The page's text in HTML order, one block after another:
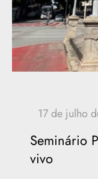
Seminário
vivo